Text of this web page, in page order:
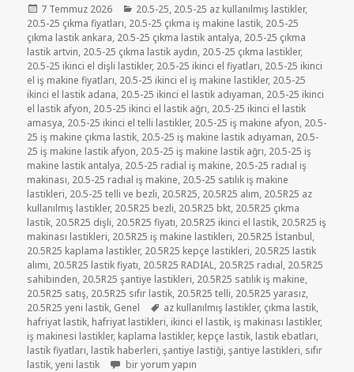
Yayın
tarihi
7 Temmuz 2026 Kategoriler
20.5-25, 20.5-25 az kullanılmış lastikler,
20.5-25 çıkma fiyatları, 20.5-25 çıkma iş makine lastik, 20.5-25
çıkma lastik ankara, 20.5-25 çıkma lastik antalya, 20.5-25 çıkma
lastik artvin, 20.5-25 çıkma lastik aydın, 20.5-25 çıkma lastikler,
20.5-25 ikinci el dişli lastikler, 20.5-25 ikinci el fiyatları, 20.5-25 ikinci
el iş makine fiyatları, 20.5-25 ikinci el iş makine lastikler, 20.5-25
ikinci el lastik adana, 20.5-25 ikinci el lastik adıyaman, 20.5-25 ikinci
el lastik afyon, 20.5-25 ikinci el lastik ağrı, 20.5-25 ikinci el lastik
amasya, 20.5-25 ikinci el telli lastikler, 20.5-25 iş makine afyon, 20.5-
25 iş makine çıkma lastik, 20.5-25 iş makine lastik adıyaman, 20.5-
25 iş makine lastik afyon, 20.5-25 iş makine lastik ağrı, 20.5-25 iş
makine lastik antalya, 20.5-25 radial iş makine, 20.5-25 radıal iş
makinası, 20.5-25 radıal iş makine, 20.5-25 satılık iş makine
lastikleri, 20.5-25 telli ve bezli, 20.5R25, 20.5R25 alım, 20.5R25 az
kullanılmış lastikler, 20.5R25 bezli, 20.5R25 bkt, 20.5R25 çıkma
lastik, 20.5R25 dişli, 20.5R25 fiyatı, 20.5R25 ikinci el lastik, 20.5R25 iş
makinası lastikleri, 20.5R25 iş makine lastikleri, 20.5R25 İstanbul,
20.5R25 kaplama lastikler, 20.5R25 kepçe lastikleri, 20.5R25 lastik
alımı, 20.5R25 lastik fiyatı, 20.5R25 RADIAL, 20.5R25 radıal, 20.5R25
sahibinden, 20.5R25 şantiye lastikleri, 20.5R25 satılık iş makine,
20.5R25 satış, 20.5R25 sıfır lastik, 20.5R25 telli, 20.5R25 yarasız,
20.5R25 yeni lastik, Genel Etiketler
az kullanılmış lastikler, çıkma lastik,
hafriyat lastik, hafriyat lastikleri, ikinci el lastik, iş makinası lastikler,
iş makinesi lastikler, kaplama lastikler, kepçe lastik, lastik ebatları,
lastik fiyatları, lastik haberleri,şantiye lastiği,şantiye lastikleri, sıfır
lastik,yeni lastik 20R5-25 ÇIKMA İŞ MAKİNASI KEPÇE LASTİKLER için
bir yorum yapın